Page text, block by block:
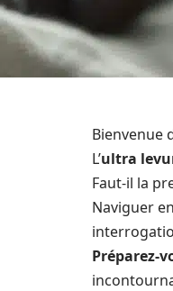
Bienvenue
L’ultra
Faut-il la
Naviguer
Préparez-